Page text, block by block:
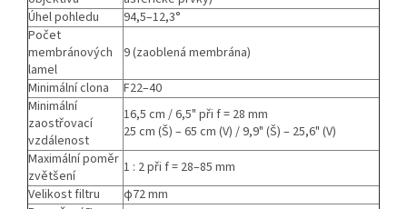
Úhel pohledu
94,5–12,3°
Počet
membránových
lamel
9 (zaoblená membrána)
Minimální clona
F22–40
Minimální
zaostřovací
vzdálenost
16,5 cm / 6,5" při f = 28 mm
25 cm (Š) – 65 cm (V) / 9,9" (Š) – 25,6" (V)
Maximální poměr
zvětšení
1 : 2 při f = 28–85 mm
Velikost filtru
φ72 mm